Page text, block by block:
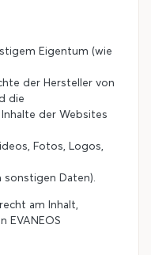
Eigentum (wie
der Hersteller von
die
der Websites
Fotos, Logos,
Daten).
am Inhalt,
EVANEOS